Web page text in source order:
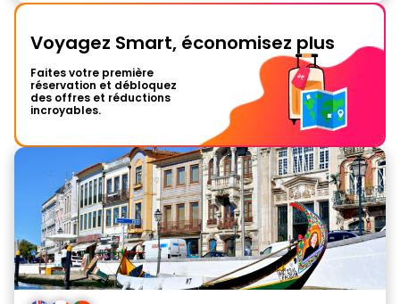
Voyagez Smart, économisez plus
Faites votre première
réservation et débloquez
des offres et réductions
incroyables.